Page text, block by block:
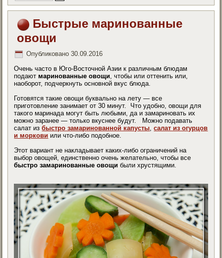
Быстрые маринованные
овощи
Опубликовано 30.09.2016
Очень часто в Юго-Восточной Азии к различным блюдам
подают маринованные овощи, чтобы или оттенить или,
наоборот, подчеркнуть основной вкус блюда.
Готовятся такие овощи буквально на лету — все
приготовление занимает от 30 минут. Что удобно, овощи для
такого маринада могут быть любыми, да и замариновать их
можно заранее — только вкуснее будут. Можно подавать
салат избыстро замаринованной капусты,салат из огурцов
и моркови или что-либо подобное.
Этот вариант не накладывает каких-либо ограничений на
выбор овощей, единственно очень желательно, чтобы все
быстро замаринованные овощи были хрустящими.